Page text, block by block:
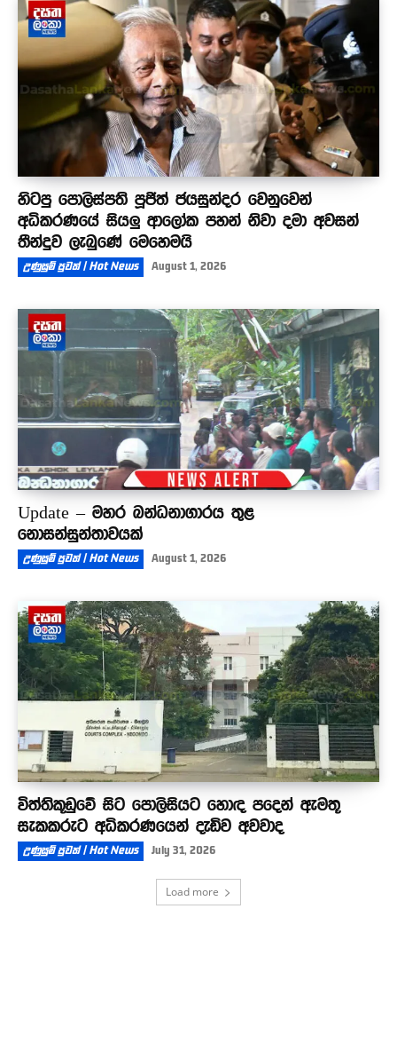
හිටපු පොලිස්පති පූජිත් ජයසුන්දර වෙනුවෙන්
අධිකරණයේ සියලු ආලෝක පහන් නිවා දමා අවසන්
තීන්දුව ලැබුණේ මෙහෙමයි
උණුසුම් පුවත් | Hot News August 1, 2026
Update – මහර බන්ධනාගාරය තුළ
නොසන්සුන්තාවයක්
උණුසුම් පුවත් | Hot News August 1, 2026
විත්තිකූඩුවේ සිට පොලිසියට හොඳ පදෙන් ඇමතූ
සැකකරුට අධිකරණයෙන් දැඩිව අවවාද
උණුසුම් පුවත් | Hot News July 31, 2026
Load more